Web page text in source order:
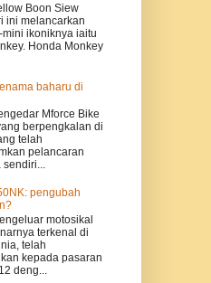
Boon Siew
ini melancarkan
ikoniknya iaitu
Honda Monkey
baharu di
Mforce Bike
berpengkalan di
telah
pelancaran
sendiri...
pengubah
motosikal
terkenal di
telah
kepada pasaran
deng...